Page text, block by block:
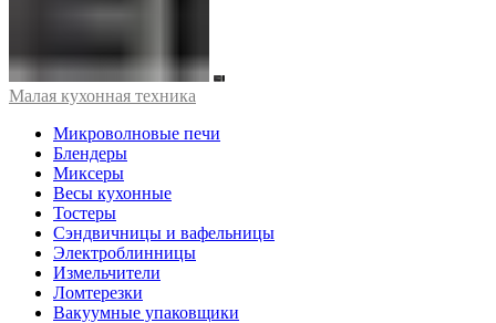
Малая кухонная техника
Микроволновые печи
Блендеры
Миксеры
Весы кухонные
Тостеры
Сэндвичницы и вафельницы
Электроблинницы
Измельчители
Ломтерезки
Вакуумные упаковщики